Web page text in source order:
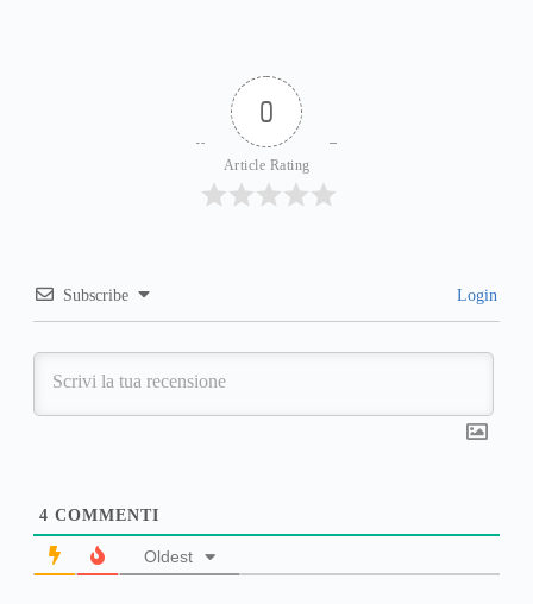
0
Article Rating
Subscribe Login
4 COMMENTI
Oldest